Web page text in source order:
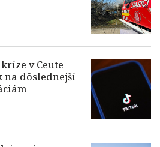
v Ceute
na dôslednejší